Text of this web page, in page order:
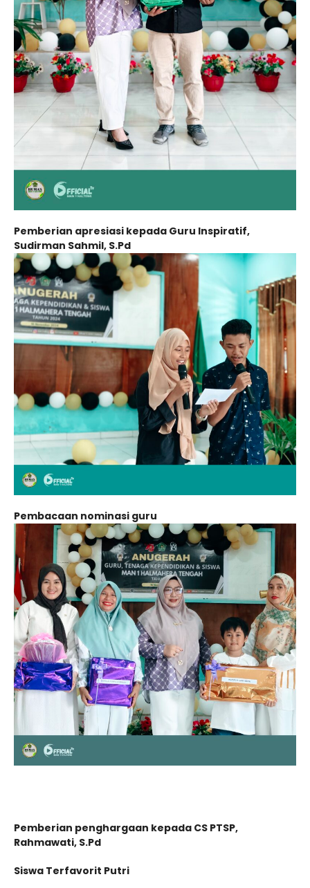
Pemberian apresiasi kepada Guru Inspiratif,
Sudirman Sahmil, S.Pd
Pembacaan nominasi guru
Pemberian penghargaan kepada CS PTSP,
Rahmawati, S.Pd
Siswa Terfavorit Putri